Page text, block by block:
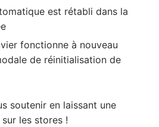
est rétabli dans la
fonctionne à nouveau
de réinitialisation de
soutenir en laissant une
les stores !